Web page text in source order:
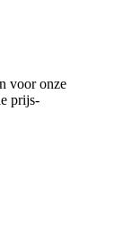
voor onze
prijs-